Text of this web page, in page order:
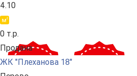
4.10
0 т.р.
Продана
ЖК "Плеханова 18"